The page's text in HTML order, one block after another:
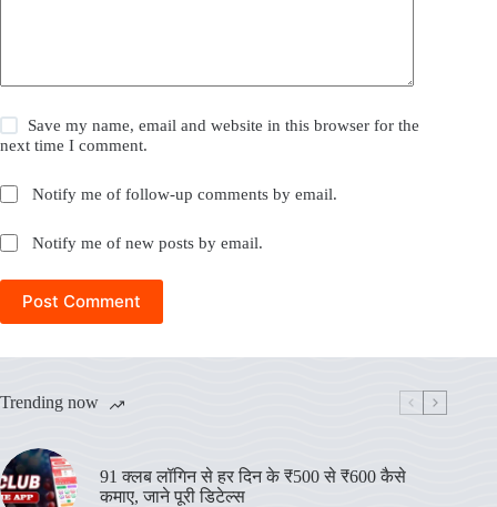
Save my name, email and website in this browser for the
next time I comment.
Notify me of follow-up comments by email.
Notify me of new posts by email.
Post Comment
Trending now
91 क्लब लॉगिन से हर दिन के ₹500 से ₹600 कैसे
कमाए, जाने पूरी डिटेल्स